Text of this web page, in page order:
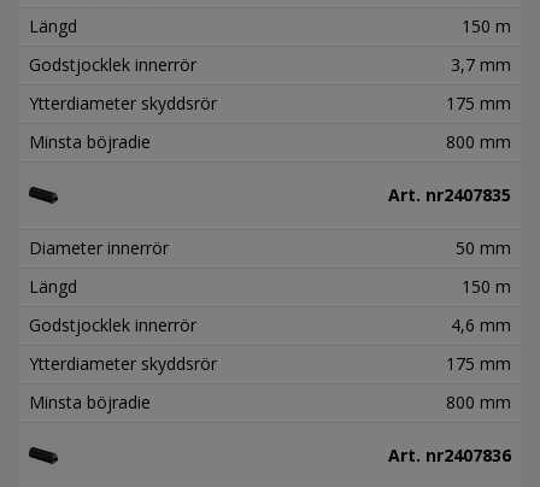
Längd
150 m
Godstjocklek innerrör
3,7 mm
Ytterdiameter skyddsrör
175 mm
Minsta böjradie
800 mm
Art. nr2407835
Diameter innerrör
50 mm
Längd
150 m
Godstjocklek innerrör
4,6 mm
Ytterdiameter skyddsrör
175 mm
Minsta böjradie
800 mm
Art. nr2407836